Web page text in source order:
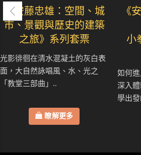
《安藤忠雄：空間、城
市、景觀與歷史的建築
之旅》系列套票
光影徘徊在清水混凝土的灰白表
面，大自然詠唱風、水、光之
「教堂三部曲」..
瞭解更多
《
小
如何
深入
學出